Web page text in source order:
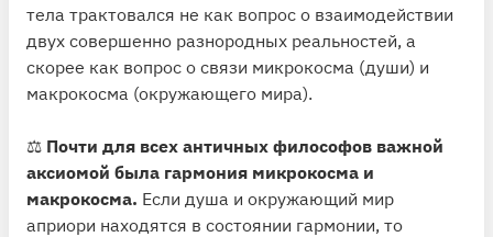
тела трактовался не как вопрос о взаимодействии
двух совершенно разнородных реальностей, а
скорее как вопрос о связи микрокосма (души) и
макрокосма (окружающего мира).
⚖️ Почти для всех античных философов важной
аксиомой была гармония микрокосма и
макрокосма. Если душа и окружающий мир
априори находятся в состоянии гармонии, то